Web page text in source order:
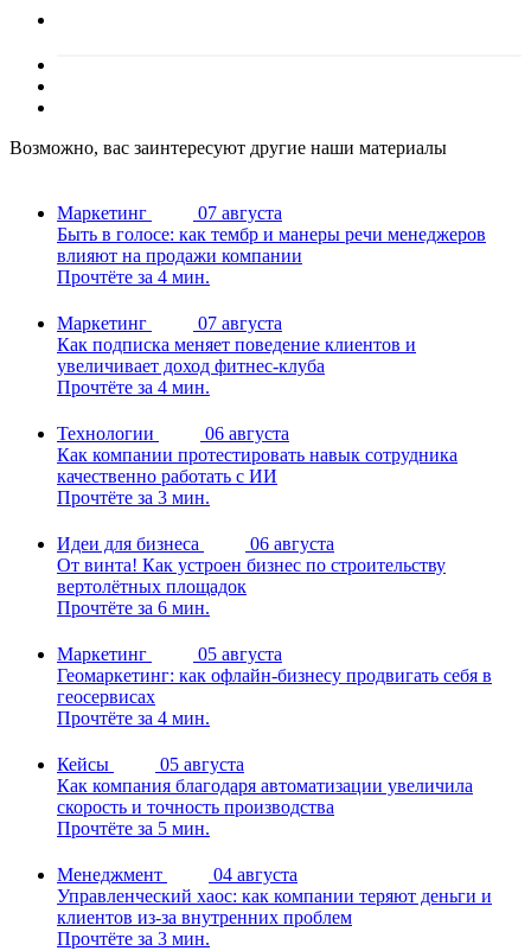
Возможно, вас заинтересуют другие наши материалы
Маркетинг
07 августа
Быть в голосе: как тембр и манеры речи менеджеров
влияют на продажи компании
Прочтёте за 4 мин.
Маркетинг
07 августа
Как подписка меняет поведение клиентов и
увеличивает доход фитнес-клуба
Прочтёте за 4 мин.
Технологии
06 августа
Как компании протестировать навык сотрудника
качественно работать с ИИ
Прочтёте за 3 мин.
Идеи для бизнеса
06 августа
От винта! Как устроен бизнес по строительству
вертолётных площадок
Прочтёте за 6 мин.
Маркетинг
05 августа
Геомаркетинг: как офлайн-бизнесу продвигать себя в
геосервисах
Прочтёте за 4 мин.
Кейсы
05 августа
Как компания благодаря автоматизации увеличила
скорость и точность производства
Прочтёте за 5 мин.
Менеджмент
04 августа
Управленческий хаос: как компании теряют деньги и
клиентов из-за внутренних проблем
Прочтёте за 3 мин.